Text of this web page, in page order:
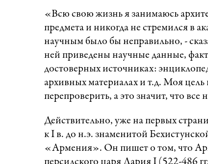
«Всю свою жизнь я занимаюсь
предмета и никогда не стремился в
научным было бы неправильно, -
ней приведены научные данные,
достоверных источниках:
архивных материалах и т.д. Моя
перепроверить, а это значит, что
Действительно, уже на первых
к I в. до н.э. знаменитой
«Армения». Он пишет о том, что